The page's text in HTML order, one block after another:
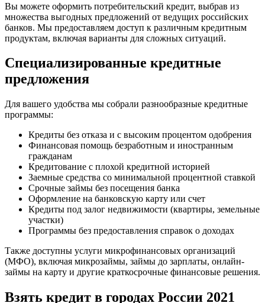
Вы можете оформить потребительский кредит, выбрав из
множества выгодных предложений от ведущих российских
банков. Мы предоставляем доступ к различным кредитным
продуктам, включая варианты для сложных ситуаций.
Специализированные кредитные
предложения
Для вашего удобства мы собрали разнообразные кредитные
программы:
Кредиты без отказа и с высоким процентом одобрения
Финансовая помощь безработным и иностранным
гражданам
Кредитование с плохой кредитной историей
Заемные средства со минимальной процентной ставкой
Срочные займы без посещения банка
Оформление на банковскую карту или счет
Кредиты под залог недвижимости (квартиры, земельные
участки)
Программы без предоставления справок о доходах
Также доступны услуги микрофинансовых организаций
(МФО), включая микрозаймы, займы до зарплаты, онлайн-
займы на карту и другие краткосрочные финансовые решения.
Взять кредит в городах России 2021